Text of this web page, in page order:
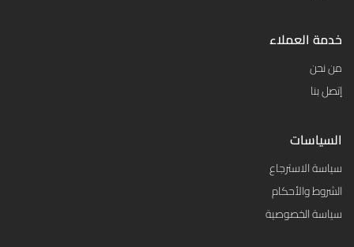
خدمة العملاء
من نحن
إتصل بنا
السياسات
سياسة الاسترجاع
الشروط والأحكام
سياسة الخصوصية